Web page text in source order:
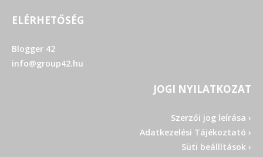
ELÉRHETŐSÉG
Blogger 42
info@group42.hu
JOGI NYILATKOZAT
Szerzői jog leírása ›
Adatkezelési Tájékoztató ›
Süti beállítások ›